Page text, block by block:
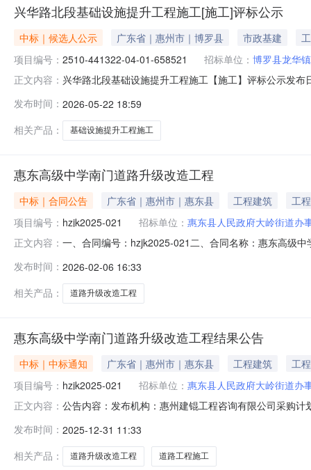
兴华路北段基础设施提升工程施工[施工]评标公示
中标｜候选人公示 广东省｜惠州市｜博罗县 市政基建
项目编号： 2510-441322-04-01-658521 招标单位： 博罗县龙华
正文内容： 兴华路北段基础设施提升工程施工【施工】评标公示发
间：2026年5月19日（二）评标地点：惠州市公共资源
发布时间： 2026-05-22 18:59
相关产品：
基础设施提升工程施工
惠东高级中学南门道路升级改造工程
中标｜合同公告 广东省｜惠州市｜惠东县 工程建筑
工程
项目编号： hzjk2025-021 招标单位： 惠东县人民政府大岭街道办
正文内容： 一、合同编号：hzjk2025-021二、合同名称：惠东高级
二路8号天安商务园3号楼7层01号联系方式：
发布时间： 2026-02-06 16:33
相关产品：
道路升级改造工程
惠东高级中学南门道路升级改造工程结果公告
中标｜中标通知 广东省｜惠州市｜惠东县 工程建筑
工程
项目编号： hzjk2025-021 招标单位： 惠东县人民政府大岭街道办
正文内容： 公告内容：发布机构：惠州建锟工程咨询有限公司采购
工程):供应商名称供应商地址中标（成交）金额广东灿佳
发布时间： 2025-12-31 11:33
相关产品：
道路升级改造工程 道路工程施工